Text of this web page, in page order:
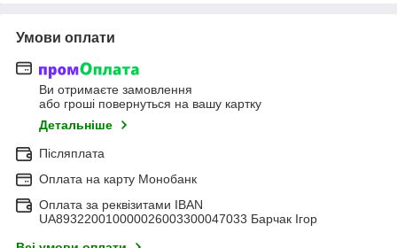
Умови оплати
Ви отримаєте замовлення
або гроші повернуться на вашу картку
Детальніше
Післяплата
Оплата на карту Монобанк
Оплата за реквізитами IBAN
UA893220010000026003300047033 Барчак Ігор